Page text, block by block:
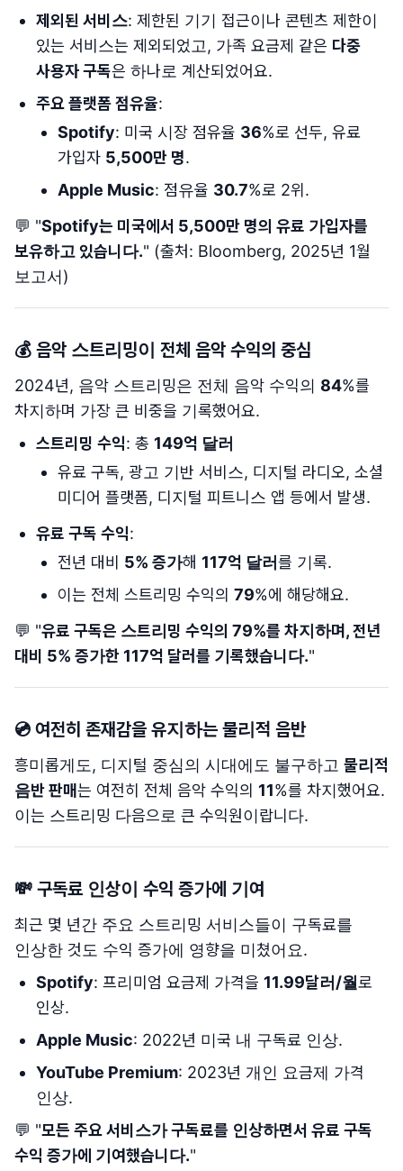
제외된 서비스: 제한된 기기 접근이나 콘텐츠 제한이
있는 서비스는 제외되었고, 가족 요금제 같은 다중
사용자 구독은 하나로 계산되었어요.
주요 플랫폼 점유율:
Spotify: 미국 시장 점유율 36%로 선두, 유료
가입자 5,500만 명.
Apple Music: 점유율 30.7%로 2위.
💬 "Spotify는 미국에서 5,500만 명의 유료 가입자를
보유하고 있습니다." (출처: Bloomberg, 2025년 1월
보고서)
💰 음악 스트리밍이 전체 음악 수익의 중심
2024년, 음악 스트리밍은 전체 음악 수익의 84%를
차지하며 가장 큰 비중을 기록했어요.
스트리밍 수익: 총 149억 달러
유료 구독, 광고 기반 서비스, 디지털 라디오, 소셜
미디어 플랫폼, 디지털 피트니스 앱 등에서 발생.
유료 구독 수익:
전년 대비 5% 증가해 117억 달러를 기록.
이는 전체 스트리밍 수익의 79%에 해당해요.
💬 "유료 구독은 스트리밍 수익의 79%를 차지하며, 전년
대비 5% 증가한 117억 달러를 기록했습니다."
💿 여전히 존재감을 유지하는 물리적 음반
흥미롭게도, 디지털 중심의 시대에도 불구하고 물리적
음반 판매는 여전히 전체 음악 수익의 11%를 차지했어요.
이는 스트리밍 다음으로 큰 수익원이랍니다.
💸 구독료 인상이 수익 증가에 기여
최근 몇 년간 주요 스트리밍 서비스들이 구독료를
인상한 것도 수익 증가에 영향을 미쳤어요.
Spotify: 프리미엄 요금제 가격을 11.99달러/월로
인상.
Apple Music: 2022년 미국 내 구독료 인상.
YouTube Premium: 2023년 개인 요금제 가격
인상.
💬 "모든 주요 서비스가 구독료를 인상하면서 유료 구독
수익 증가에 기여했습니다."